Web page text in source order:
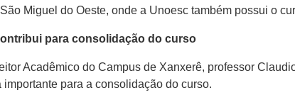
Miguel do Oeste, onde a Unoesc também possui o
para consolidação do curso
Acadêmico do Campus de Xanxerê, professor
importante para a consolidação do curso.